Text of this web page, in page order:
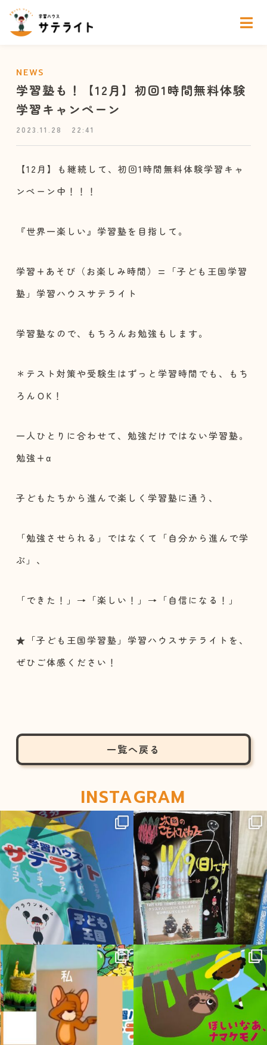
NEWS
学習塾も！【12月】初回1時間無料体験
学習キャンペーン
2023.11.28 22:41
【12月】も継続して、初回1時間無料体験学習キャ
ンペーン中！！！
『世界一楽しい』学習塾を目指して。
学習+あそび（お楽しみ時間）=「子ども王国学習
塾」学習ハウスサテライト
学習塾なので、もちろんお勉強もします。
＊テスト対策や受験生はずっと学習時間でも、もち
ろんＯK！
一人ひとりに合わせて、勉強だけではない学習塾。
勉強+α
子どもたちから進んで楽しく学習塾に通う、
「勉強させられる」ではなくて「自分から進んで学
ぶ」、
「できた！」→「楽しい！」→「自信になる！」
★「子ども王国学習塾」学習ハウスサテライトを、
ぜひご体感ください！
一覧へ戻る
INSTAGRAM
sateraito_okazaki
12月 1
sateraito_okazaki
11月 16
sateraito_okazaki sateraito_okazaki